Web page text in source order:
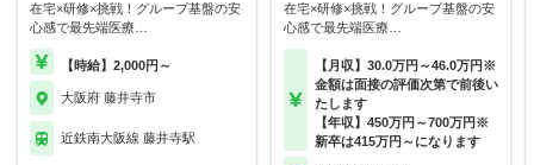
在宅×研修×挑戦！グループ基盤の安
心感で最先端医療…
【時給】2,000円～
大阪府 藤井寺市
近鉄南大阪線 藤井寺駅
在宅×研修×挑戦！グループ基盤の安
心感で最先端医療…
【月収】30.0万円～46.0万円※
金額は面接の評価次第で前後い
たします
【年収】450万円～700万円※
新卒は415万円～になります